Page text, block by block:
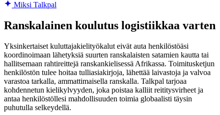
Miksi Talkpal
Ranskalainen koulutus logistiikkaa varten
Yksinkertaiset kuluttajakielityökalut eivät auta henkilöstöäsi
koordinoimaan lähetyksiä suurten ranskalaisten satamien kautta tai
hallitsemaan rahtireittejä ranskankielisessä Afrikassa. Toimitusketjun
henkilöstön tulee hoitaa tulliasiakirjoja, lähettää laivastoja ja valvoa
varastoa tarkalla, ammattimaisella ranskalla. Talkpal tarjoaa
kohdennetun kielikylvyyden, joka poistaa kalliit reititysvirheet ja
antaa henkilöstöllesi mahdollisuuden toimia globaalisti täysin
puhutulla selkeydellä.